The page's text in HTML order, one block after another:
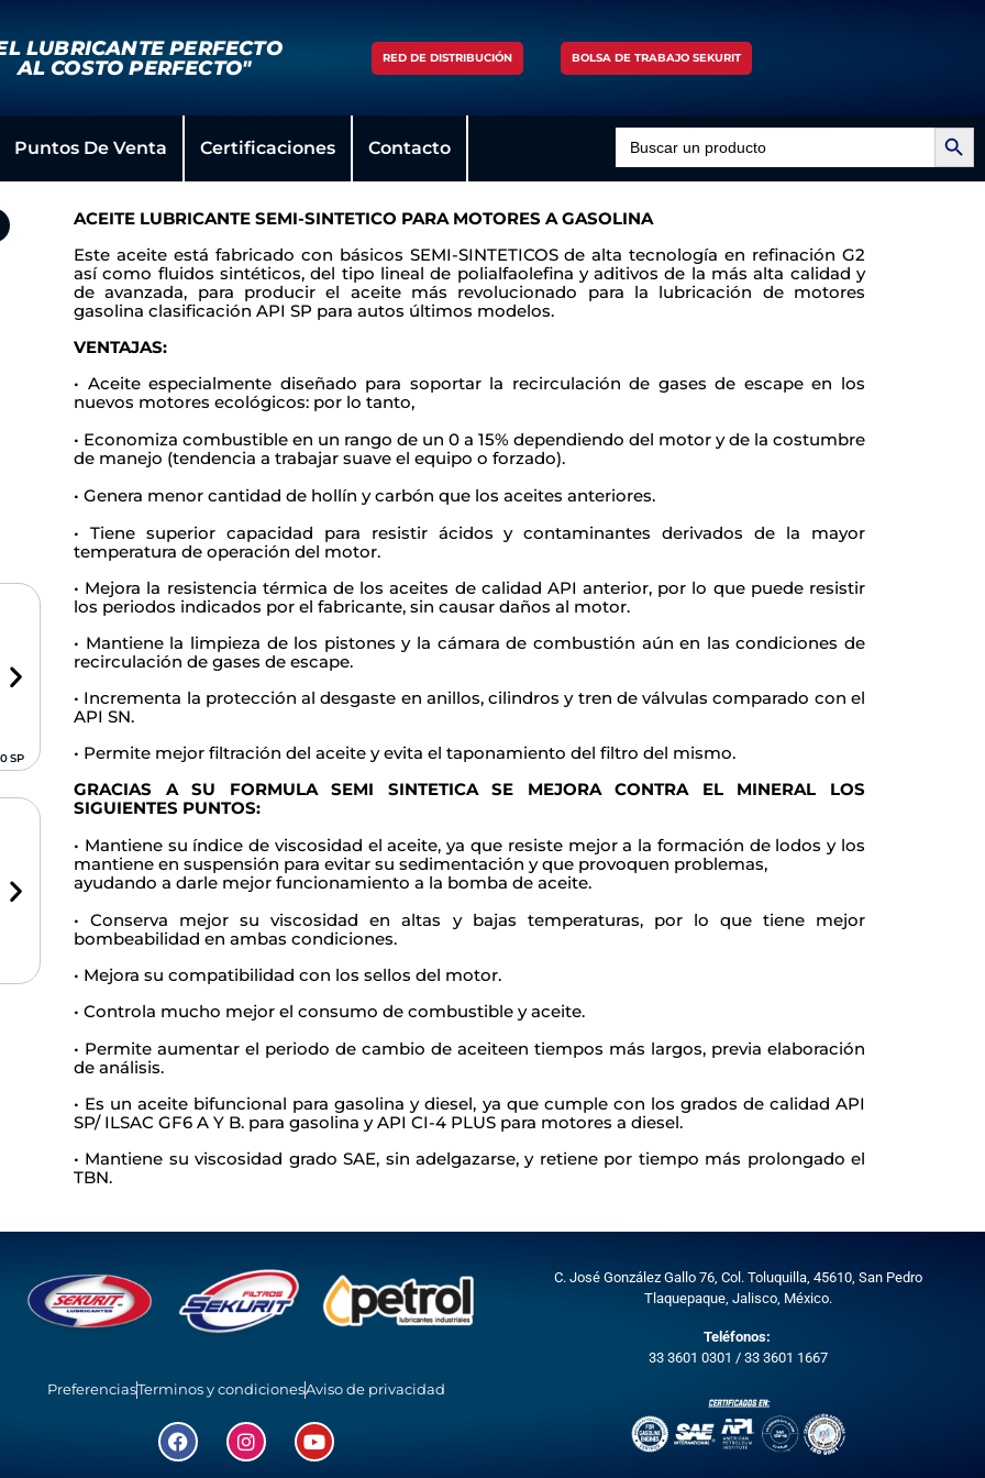
LUBRICANTE PERFECTO
AL COSTO PERFECTO"
RED DE DISTRIBUCIÓN BOLSA DE TRABAJO SEKURIT
Puntos De Venta Certificaciones Contacto
Search
for:
Search Button
SP SEMI-SINTÉTICO 10W30 SP SEMI-SINTÉTICO 10W40 SP SEMI-SINTÉTICO 15W40 SP
1000 lts. 946 ml. 1 lts.
ACEITE LUBRICANTE SEMI-SINTETICO PARA MOTORES A GASOLINA
Este aceite está fabricado con básicos SEMI-SINTETICOS de alta tecnología en refinación G2
asícomo fluidos sintéticos, del tipo lineal de polialfaolefina y aditivos de la más alta calidad y
de avanzada, para producir el aceite más revolucionado para la lubricación de motores
gasolina clasificación API SP para autos últimos modelos.
VENTAJAS:
• Aceite especialmente diseñado para soportar la recirculación de gases de escape en los
nuevos motores ecológicos: por lo tanto,
• Economiza combustible en un rango de un 0 a 15% dependiendo del motor y de la costumbre
de manejo (tendencia a trabajar suave el equipo o forzado).
• Genera menor cantidad de hollín y carbón que los aceites anteriores.
• Tiene superior capacidad para resistir ácidos y contaminantes derivados de la mayor
temperatura de operación del motor.
• Mejora la resistencia térmica de los aceites de calidad API anterior, por lo que puede resistir
los periodos indicados por el fabricante, sin causar daños al motor.
• Mantiene la limpieza de los pistones y la cámara de combustión aún en las condiciones de
recirculación de gases de escape.
• Incrementa la protección al desgaste en anillos, cilindros y tren de válvulas comparado con el
API SN.
• Permite mejor filtración del aceite y evita el taponamiento del filtro del mismo.
GRACIAS A SU FORMULA SEMI SINTETICA SE MEJORA CONTRA EL MINERAL LOS
SIGUIENTES PUNTOS:
• Mantiene su índice de viscosidad el aceite, ya que resiste mejor a la formación de lodos y los
mantiene en suspensión para evitar su sedimentación y que provoquen problemas,
ayudando a darle mejor funcionamiento a la bomba de aceite.
• Conserva mejor su viscosidad en altas y bajas temperaturas, por lo que tiene mejor
bombeabilidad en ambas condiciones.
• Mejora su compatibilidad con los sellos del motor.
• Controla mucho mejor el consumo de combustible y aceite.
• Permite aumentar el periodo de cambio de aceiteen tiempos más largos, previa elaboración
de análisis.
• Es un aceite bifuncional para gasolina y diesel, ya que cumple con los grados de calidad API
SP/ ILSAC GF6 A Y B. para gasolina y API CI-4 PLUS para motores a diesel.
• Mantiene su viscosidad grado SAE, sin adelgazarse, y retiene por tiempo más prolongado el
TBN.
PreferenciasTerminos y condicionesAviso de privacidad
C. José González Gallo 76, Col. Toluquilla, 45610,San Pedro
Tlaquepaque, Jalisco, México.
Teléfonos:
33 3601 0301 /33 3601 1667